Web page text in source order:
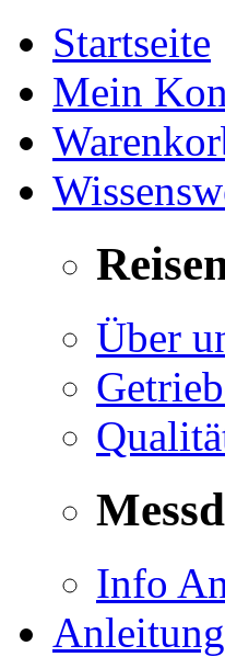
Startseite
Mein
Über
Info